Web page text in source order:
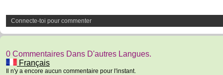
Connecte-toi pour commenter
0 Commentaires Dans D'autres Langues.
Français
Il n'y a encore aucun commentaire pour l'instant.